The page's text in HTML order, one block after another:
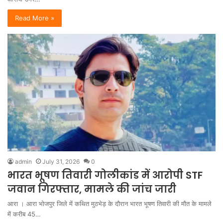
Read More »
admin July 31, 2026 0
भारत भूषण तिवारी गोलीकांड में आरोपी STF
जवान गिरफ्तार, मामले की जांच जारी
आरा । आरा भोजपुर जिले में कथित मुठभेड़ के दौरान भारत भूषण तिवारी की मौत के मामले
में करीब 45…